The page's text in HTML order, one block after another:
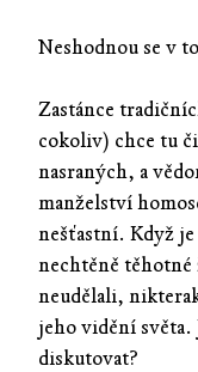
Neshodnou se v
Zastánce
cokoliv) chce tu
nasraných, a
manželství
nešťastní. Když
nechtěně
neudělali,
jeho vidění světa.
diskutovat?